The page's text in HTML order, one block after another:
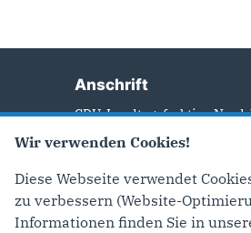
Fußbereich
Anschrift
CDU-Landtagsfraktion
Platz des Landtags 1
Telefon:(0211) 884-2213
Fax:(0211) 884-3308
E-Mail:cdu-
Wir verwenden Cookies!
Diese Webseite verwendet
zu verbessern (Website-
Informationen finden Sie in